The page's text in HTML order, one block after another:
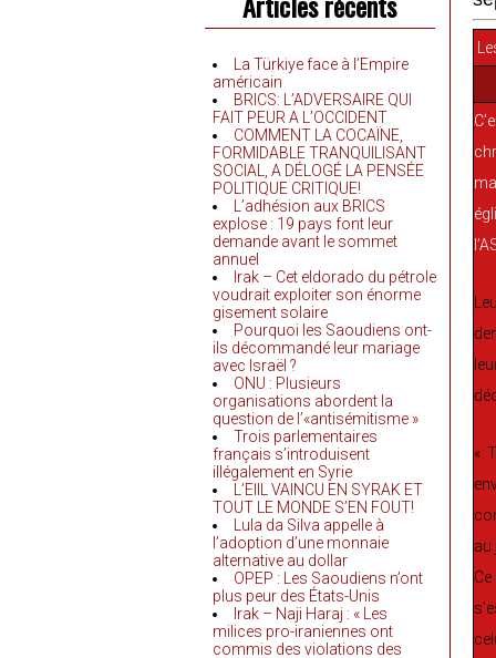
La Türkiye face à l’Empire
américain
BRICS: L’ADVERSAIRE QUI
FAIT PEUR A L’OCCIDENT
COMMENT LA COCAÏNE,
FORMIDABLE TRANQUILISANT
SOCIAL, A DÉLOGÉ LA PENSÉE
POLITIQUE CRITIQUE!
L’adhésion aux BRICS
explose : 19 pays font leur
demande avant le sommet
annuel
Irak – Cet eldorado du pétrole
voudrait exploiter son énorme
gisement solaire
Pourquoi les Saoudiens ont-
ils décommandé leur mariage
avec Israël ?
ONU : Plusieurs
organisations abordent la
question de l’«antisémitisme »
Trois parlementaires
français s’introduisent
illégalement en Syrie
L’EIIL VAINCU EN SYRAK ET
TOUT LE MONDE S’EN FOUT!
Lula da Silva appelle à
l’adoption d’une monnaie
alternative au dollar
OPEP : Les Saoudiens n’ont
plus peur des États-Unis
Irak – Naji Haraj : « Les
milices pro-iraniennes ont
commis des violations des
«
au